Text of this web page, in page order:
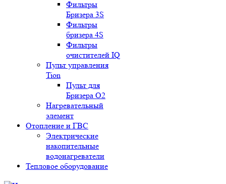
Фильтры
Бризера 3S
Фильтры
бризера 4S
Фильтры
очистителей IQ
Пульт управления
Tion
Пульт для
Бризера O2
Нагревательный
элемент
Отопление и ГВС
Электрические
накопительные
водонагреватели
Тепловое оборудование